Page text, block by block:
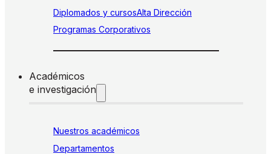
Diplomados y cursosAlta Dirección
Programas Corporativos
Académicos
e investigación
Nuestros académicos
Departamentos